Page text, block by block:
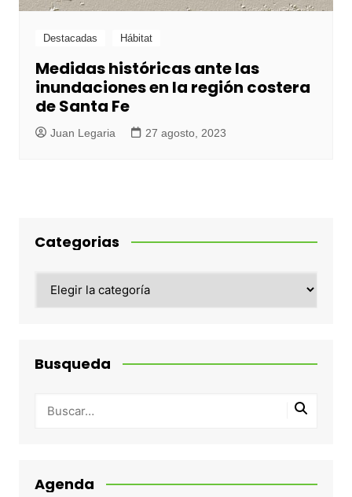
Destacadas Hábitat
Medidas históricas ante las
inundaciones en la región costera
de Santa Fe
Juan Legaria 27 agosto, 2023
Categorias
Busqueda
Agenda